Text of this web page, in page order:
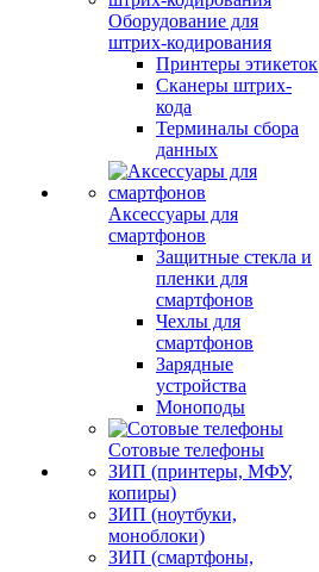
Оборудование для
штрих-кодирования
Принтеры этикеток
Сканеры штрих-
кода
Терминалы сбора
данных
Аксессуары для
смартфонов
Защитные стекла и
пленки для
смартфонов
Чехлы для
смартфонов
Зарядные
устройства
Моноподы
Сотовые телефоны
ЗИП (принтеры, МФУ,
копиры)
ЗИП (ноутбуки,
моноблоки)
ЗИП (смартфоны,